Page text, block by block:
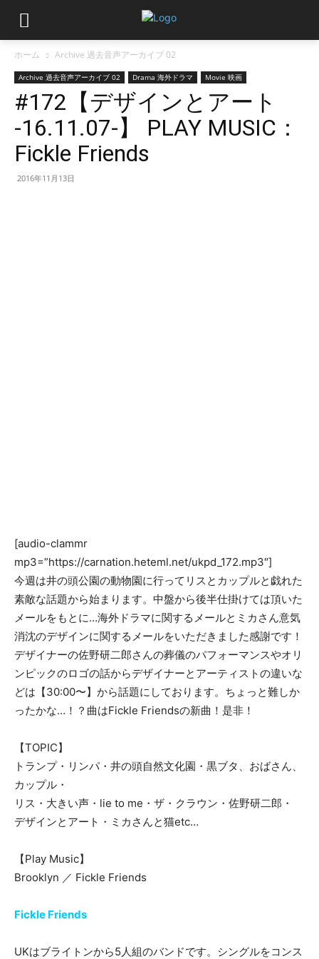
ホーム Archive 過去音声アーカイブ 02
Archive 過去音声アーカイブ 02 Drama 海外ドラマ Movie 映画
#172【デザインとアート
-16.11.07-】 PLAY MUSIC：
Fickle Friends
2016年11月13日
[audio-clammr
mp3=”https://carnation.heteml.net/ukpd_172.mp3″]
今週は井の頭公園の動物園に行ってリスとカップルと戯れた
素敵な話題から始まります。中盤から後半仕掛けては頂いた
メールをもとに…海外ドラマに関するメールとミカさん意気
消沈のデザインに関するメールをいただきました感謝です！
デザイナーの佐野研二郎さんの葬儀のパフォーマンスやオリ
ンピックのロゴの話からデザイナーとアーティストの違いな
どは【30:00〜】から話題にしております。ちょっと難しか
ったかな…！？曲はFickle Friendsの新曲！是非！
【TOPIC】
トランプ・リンパ・井の頭自然文化園・黒ブタ、おばさん、
カップル・
リス・大きい声・lie to me・ザ・クラウン・佐野研二郎・
デザインとアート・ミカさんと猫etc…
【Play Music】
Brooklyn ／ Fickle Friends
Fickle Friends
UKはブライトンから5人組のバンドです。シングルをコンス